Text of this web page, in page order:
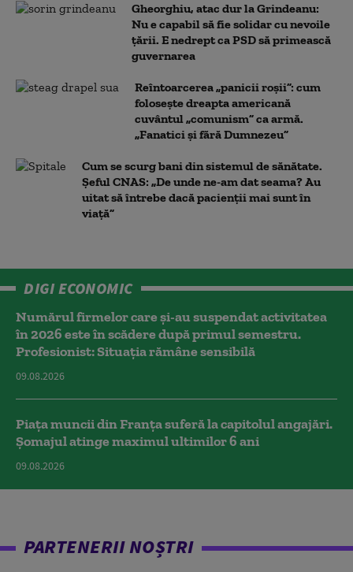
Gheorghiu, atac dur la Grindeanu:
Nu e capabil să fie solidar cu nevoile
țării. E nedrept ca PSD să primească
guvernarea
Reîntoarcerea „panicii roșii”: cum
folosește dreapta americană
cuvântul „comunism” ca armă.
„Fanatici și fără Dumnezeu”
Cum se scurg bani din sistemul de sănătate.
Șeful CNAS: „De unde ne-am dat seama? Au
uitat să întrebe dacă pacienții mai sunt în
viață”
DIGI ECONOMIC
Numărul firmelor care și-au suspendat activitatea
în 2026 este în scădere după primul semestru.
Profesionist: Situația rămâne sensibilă
09.08.2026
Piața muncii din Franța suferă la capitolul angajări.
Șomajul atinge maximul ultimilor 6 ani
09.08.2026
PARTENERII NOȘTRI